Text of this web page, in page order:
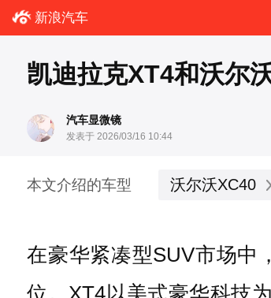
新浪汽车
凯迪拉克XT4和沃尔
汽车显微镜
发表于 2026/03/16 10:44
本文介绍的车型 沃尔沃XC40
在豪华紧凑型SUV市场中
位。XT4以美式豪华科技